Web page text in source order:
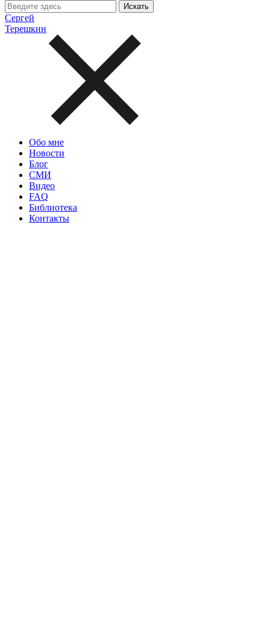
Сергей
Терешкин
Обо мне
Новости
Блог
СМИ
Видео
FAQ
Библиотека
Контакты